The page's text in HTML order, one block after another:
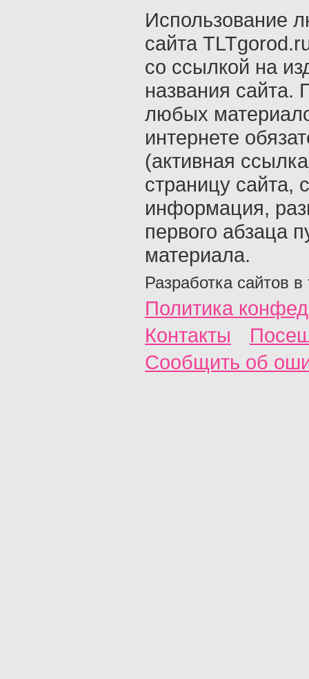
Использование
сайта
со ссылкой на
названия сайта.
любых
интернете
(активная
страницу сайта,
информация,
первого абзаца
материала.
Разработка сайтов в
Политика
Контакты
Сообщить об